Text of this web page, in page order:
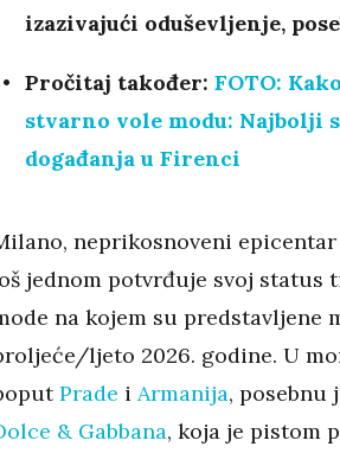
izazivajući oduševljenje,
Pročitaj također: FOTO:
stvarno vole modu: Najbolji
događanja u Firenci
neprikosnoveni
jednom potvrđuje svoj status
na kojem su predstavljene
ljeto 2026. godine. U
Prade i Armanija, posebnu
& Gabbana, koja je pistom